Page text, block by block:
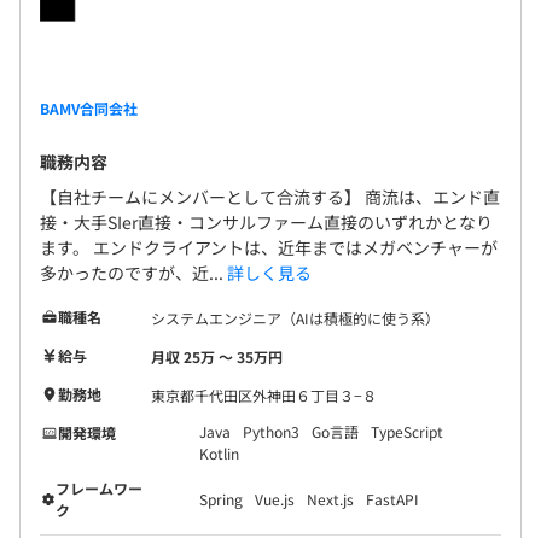
Docker、Kubernetes、Amazon ECS、Google
Kubernetes Engine、Amazon Elastic Kubernetes
Service、Amazon CloudWatch
6カ月（契約社員）
能性あり。
BAMV合同会社
職務内容
【自社チームにメンバーとして合流する】 商流は、エンド直
接・大手SIer直接・コンサルファーム直接のいずれかとなり
ます。 エンドクライアントは、近年まではメガベンチャーが
多かったのですが、近... 詳しく見る
職種名
システムエンジニア（AIは積極的に使う系）
給与
月収 25万 〜 35万円
勤務地
東京都千代田区外神田６丁目３−８
開発環境
Java Python3 Go言語 TypeScript
Kotlin
フレームワー
ク
Spring Vue.js Next.js FastAPI